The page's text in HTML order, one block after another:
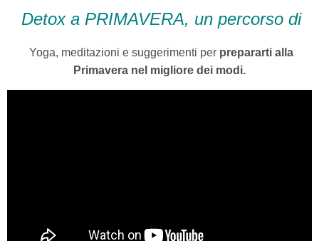
Detox a PRIMAVERA, un percorso di
Yoga, meditazioni e suggerimenti per prepararti alla
Primavera nel migliore dei modi.